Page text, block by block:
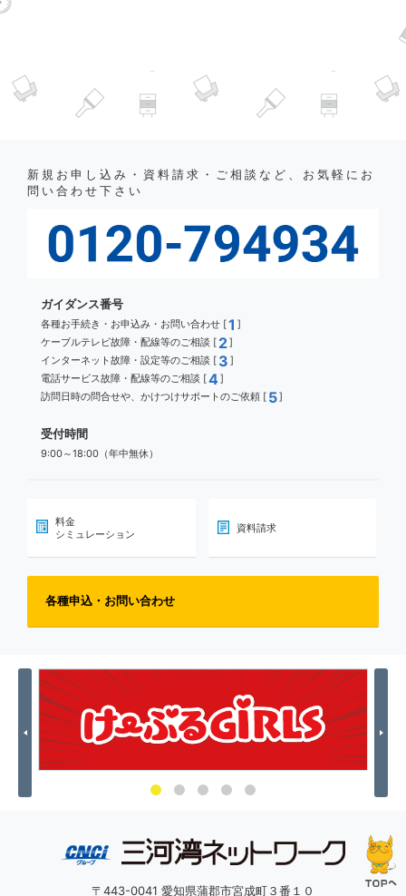
新規お申し込み・資料請求・ご相談など、お気軽にお
問い合わせ下さい
ガイダンス番号
各種お手続き・お申込み・お問い合わせ [1 ]
ケーブルテレビ故障・配線等のご相談 [ 2]
インターネット故障・設定等のご相談 [ 3 ]
電話サービス故障・配線等のご相談 [4]
訪問日時の問合せや、かけつけサポートのご依頼 [ 5]
受付時間
9:00～18:00（年中無休）
料金
シミュレーション
資料請求
各種申込・お問い合わせ
Previous Next
〒443-0041 愛知県蒲郡市宮成町３番１０